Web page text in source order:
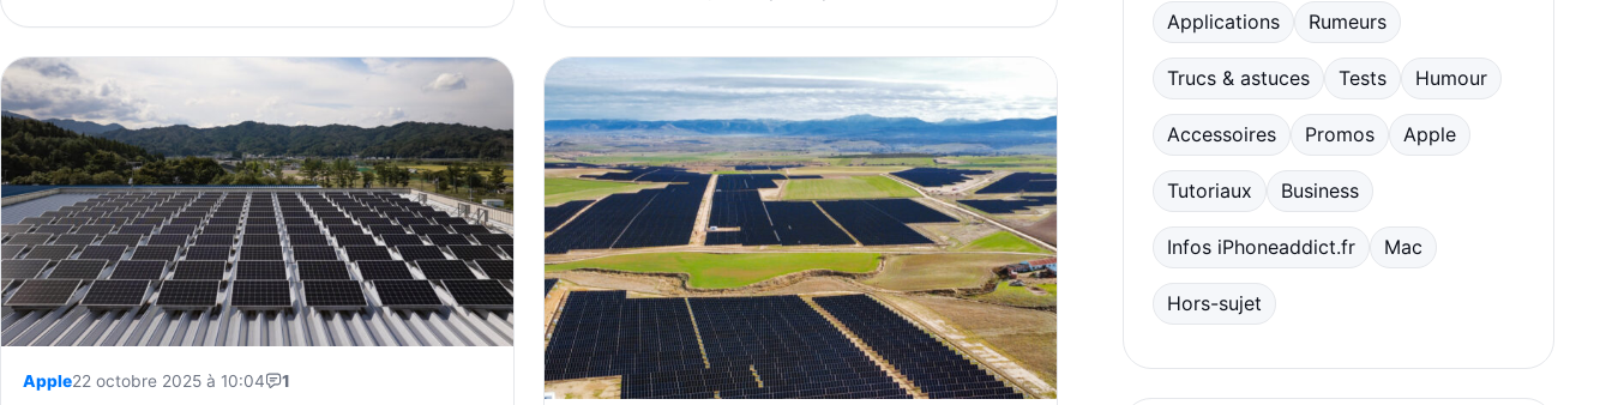
Apple22 octobre 2025 à 10:04 1
Applications Rumeurs
Trucs & astuces Tests Humour
Accessoires Promos Apple
Tutoriaux Business
Infos iPhoneaddict.fr Mac
Hors-sujet